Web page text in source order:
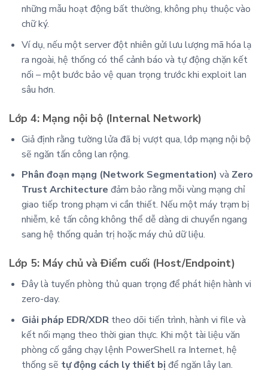
những mẫu hoạt động bất thường, không phụ thuộc vào
chữ ký.
Ví dụ, nếu một server đột nhiên gửi lưu lượng mã hóa lạ
ra ngoài, hệ thống có thể cảnh báo và tự động chặn kết
nối – một bước bảo vệ quan trọng trước khi exploit lan
sâu hơn.
Lớp 4: Mạng nội bộ (Internal Network)
Giả định rằng tường lửa đã bị vượt qua, lớp mạng nội bộ
sẽ ngăn tấn công lan rộng.
Phân đoạn mạng (Network Segmentation) và Zero
Trust Architecture đảm bảo rằng mỗi vùng mạng chỉ
giao tiếp trong phạm vi cần thiết. Nếu một máy trạm bị
nhiễm, kẻ tấn công không thể dễ dàng di chuyển ngang
sang hệ thống quản trị hoặc máy chủ dữ liệu.
Lớp 5: Máy chủ và Điểm cuối (Host/Endpoint)
Đây là tuyến phòng thủ quan trọng để phát hiện hành vi
zero-day.
Giải pháp EDR/XDRtheo dõi tiến trình, hành vi file và
kết nối mạng theo thời gian thực. Khi một tài liệu văn
phòng cố gắng chạy lệnh PowerShell ra Internet, hệ
thống sẽ tự động cách ly thiết bịđể ngăn lây lan.